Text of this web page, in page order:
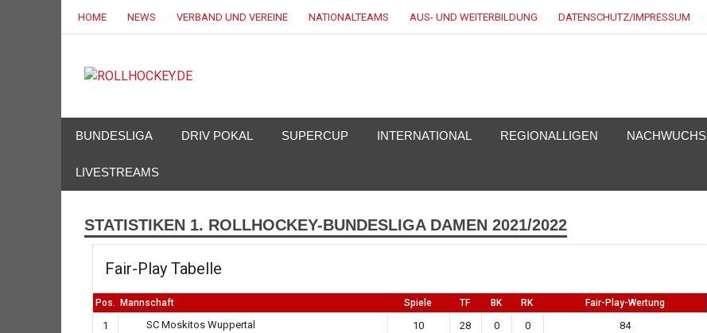
HOME NEWS VERBAND UND VEREINE NATIONALTEAMS AUS- UND WEITERBILDUNG DATENSCHUTZ/IMPRESSUM
BUNDESLIGA DRIV POKAL SUPERCUP INTERNATIONAL REGIONALLIGEN NACHWUCHS
LIVESTREAMS
STATISTIKEN 1. ROLLHOCKEY-BUNDESLIGA DAMEN 2021/2022
Fair-Play Tabelle
Pos. Mannschaft Spiele TF BK RK Fair-Play-Wertung
1 SC Moskitos Wuppertal 10 28 0 0 84